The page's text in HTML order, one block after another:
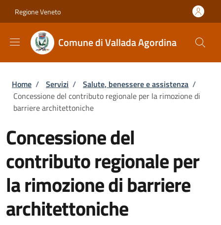
Regione Veneto
Comune di Vallada Agordina
Briciole di pane
Home / Servizi / Salute, benessere e assistenza /
Concessione del contributo regionale per la rimozione di
barriere architettoniche
Concessione del
contributo regionale per
la rimozione di barriere
architettoniche